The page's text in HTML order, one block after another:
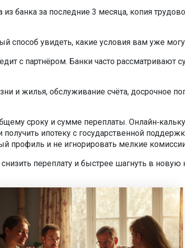
банка за последние 3 месяца, копия
способ увидеть, какие условия вам уже
с партнёром. Банки часто
и жилья, обслуживание счёта, досрочное
сроку и сумме переплаты.
ипотеку с государственной
профиль и не игнорировать мелкие
переплату и быстрее шагнуть в новую